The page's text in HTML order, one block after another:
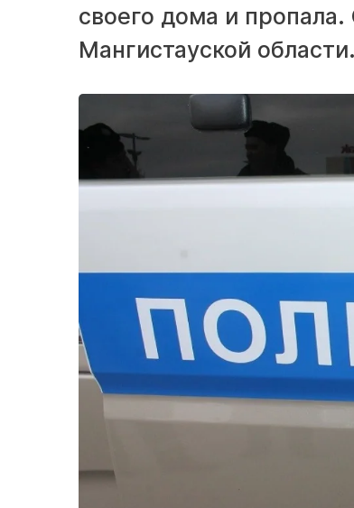
своего дома и
Мангистауской области.